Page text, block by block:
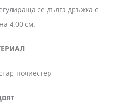
се дълга дръжка с
4.00 см.
полиестер